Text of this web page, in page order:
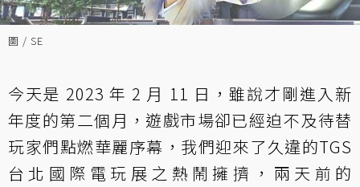
圖 / SE
今天是 2023 年 2 月 11 日，雖說才剛進入新
年度的第二個月，遊戲市場卻已經迫不及待替
玩家們點燃華麗序幕，我們迎來了久違的TGS
台北國際電玩展之熱鬧擁擠，兩天前的